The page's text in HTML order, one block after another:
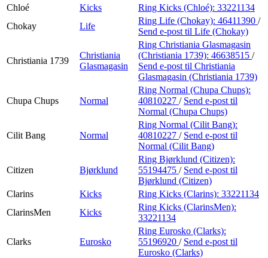
Chloé
Kicks Ring Kicks (Chloé): 33221134
Chokay
Life
Ring Life (Chokay): 46411390 /
Send e-post til Life (Chokay)
Christiania 1739
Christiania
Glasmagasin
Ring Christiania Glasmagasin
(Christiania 1739): 46638515 /
Send e-post til Christiania
Glasmagasin (Christiania 1739)
Chupa Chups Normal
Ring Normal (Chupa Chups):
40810227 / Send e-post til
Normal (Chupa Chups)
Cilit Bang Normal
Ring Normal (Cilit Bang):
40810227 / Send e-post til
Normal (Cilit Bang)
Citizen Bjørklund
Ring Bjørklund (Citizen):
55194475 / Send e-post til
Bjørklund (Citizen)
Clarins
Kicks Ring Kicks (Clarins): 33221134
ClarinsMen
Kicks
Ring Kicks (ClarinsMen):
33221134
Clarks Eurosko
Ring Eurosko (Clarks):
55196920 / Send e-post til
Eurosko (Clarks)